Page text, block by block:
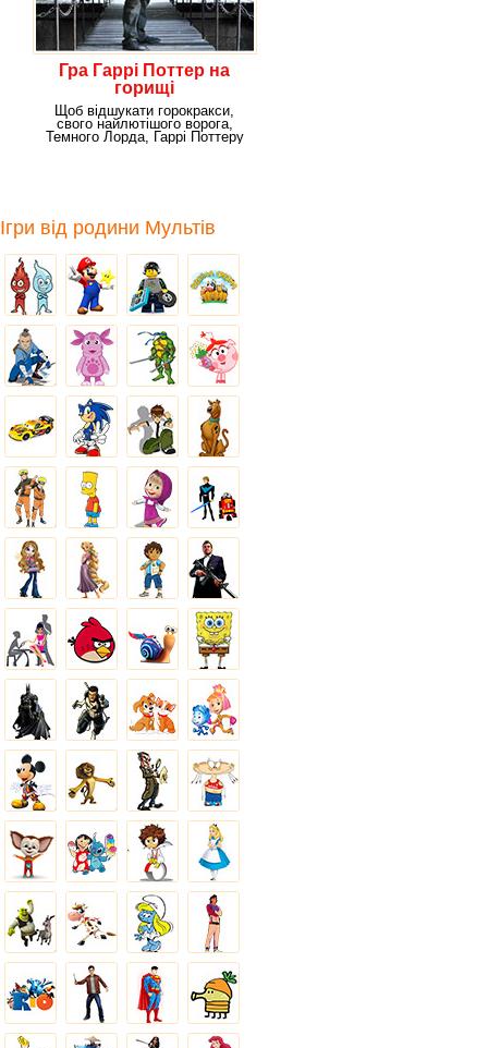
Гра Гаррі Поттер на
горищі
Щоб відшукати горокракси,
свого найлютішого ворога,
Темного Лорда, Гаррі Поттеру
Ігри від родини Мультів